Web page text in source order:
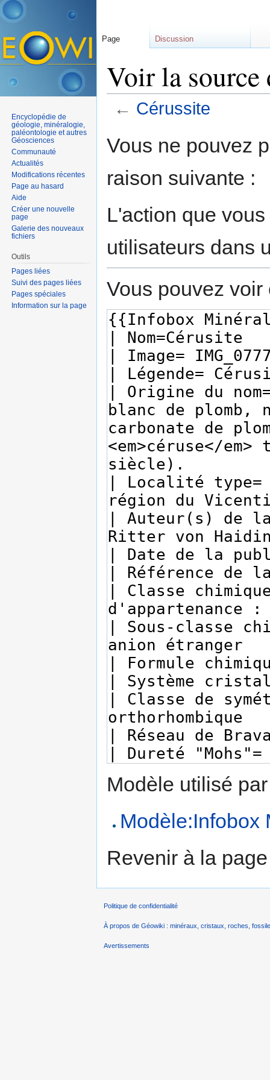
Voir la source
← Cérussite
Vous ne pouvez
raison suivante :
L'action que
utilisateurs dans
Vous pouvez
Modèle utilisé
Modèle:Infobox
Revenir à la
Page Discussion
Encyclopédie de
géologie, minéralogie,
paléontologie et autres
Géosciences
Communauté
Actualités
Modifications récentes
Page au hasard
Aide
Créer une nouvelle
page
Galerie des nouveaux
fichiers
Outils
Pages liées
Suivi des pages liées
Pages spéciales
Information sur la page
Politique de confidentialité
À propos de Géowiki : minéraux, cristaux, roches,
Avertissements